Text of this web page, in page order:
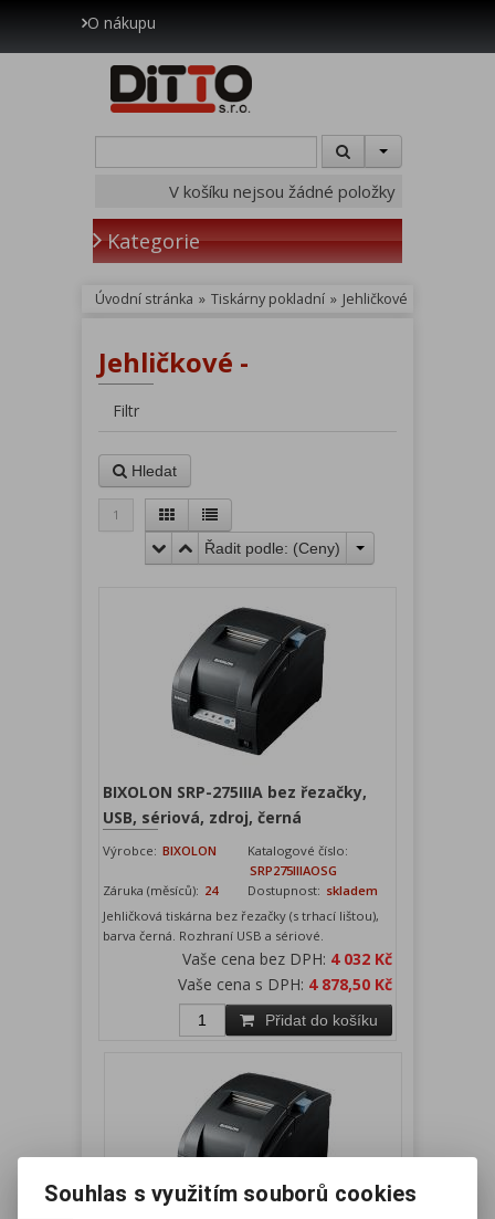
O nákupu
V košíku nejsou žádné položky
Kategorie
Úvodní stránka » Tiskárny pokladní » Jehličkové
Jehličkové -
Filtr
Hledat
1
Řadit podle: (Ceny)
BIXOLON SRP-275IIIA bez řezačky,
USB, sériová, zdroj, černá
Výrobce: BIXOLON
Katalogové číslo:
SRP275IIIAOSG
Záruka (měsíců): 24 Dostupnost: skladem
Jehličková tiskárna bez řezačky (s trhací lištou),
barva černá. Rozhraní USB a sériové.
Vaše cena bez DPH: 4 032 Kč
Vaše cena s DPH: 4 878,50 Kč
Přidat do košíku
Souhlas s využitím souborů cookies